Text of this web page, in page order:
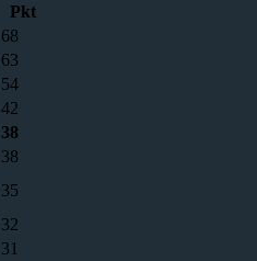
Pkt
68
63
54
42
38
38
35
32
31